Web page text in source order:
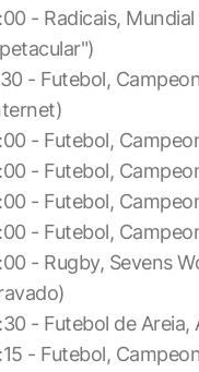
- Radicais,
- Futebol,
- Futebol,
- Futebol,
- Futebol,
- Futebol,
- Rugby, Sevens
- Futebol de Areia,
- Futebol,